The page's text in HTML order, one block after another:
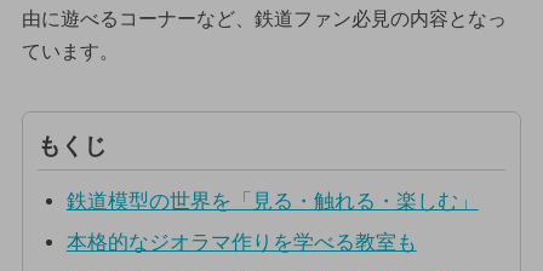
由に遊べるコーナーなど、鉄道ファン必見の内容となっ
ています。
もくじ
鉄道模型の世界を「見る・触れる・楽しむ」
本格的なジオラマ作りを学べる教室も